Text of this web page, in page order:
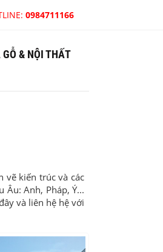
0984711166
GỖ & NỘI THẤT
vẽ kiến trúc và các
Anh, Pháp, Ý...
và liên hệ hệ với